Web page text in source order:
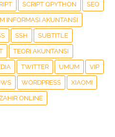
SCRIPT QPYTHON SEO
INFORMASI AKUNTANSI
SSH SUBTITLE
TEORI AKUNTANSI
TWITTER UMUM VIP
WORDPRESS XIAOMI
ONLINE